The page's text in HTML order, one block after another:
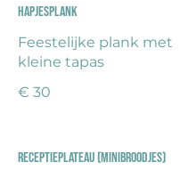
Hapjesplank
Feestelijke plank met
kleine tapas
€ 30
Receptieplateau (minibroodjes)